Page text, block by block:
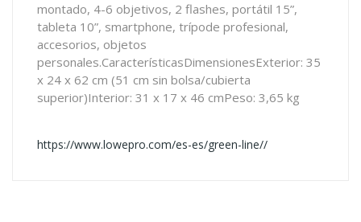
montado, 4-6 objetivos, 2 flashes, portátil 15”,
tableta 10”, smartphone, trípode profesional,
accesorios, objetos
personales.CaracterísticasDimensionesExterior: 35
x 24 x 62 cm (51 cm sin bolsa/cubierta
superior)Interior: 31 x 17 x 46 cmPeso: 3,65 kg
https://www.lowepro.com/es-es/green-line//